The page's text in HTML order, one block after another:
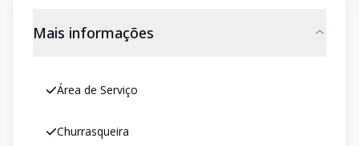
Mais informações
Área de Serviço
Churrasqueira